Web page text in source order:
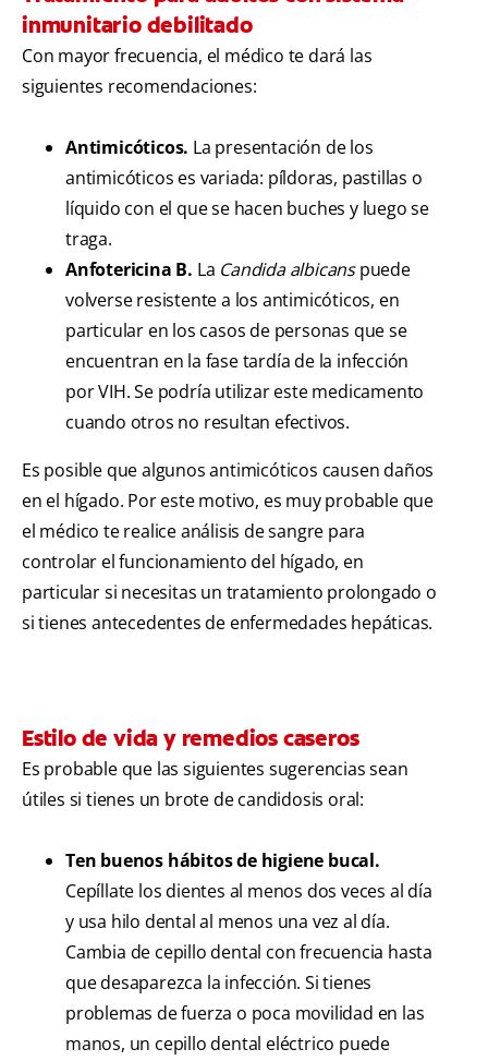
inmunitario debilitado
Con mayor frecuencia, el médico te dará las
siguientes recomendaciones:
Antimicóticos. La presentación de los
antimicóticos es variada: píldoras, pastillas o
líquido con el que se hacen buches y luego se
traga.
Anfotericina B. La Candida albicanspuede
volverse resistente a los antimicóticos, en
particular en los casos de personas que se
encuentran en la fase tardía de la infección
por VIH. Se podría utilizar este medicamento
cuando otros no resultan efectivos.
Es posible que algunos antimicóticos causen daños
en el hígado. Por este motivo, es muy probable que
el médico te realice análisis de sangre para
controlar el funcionamiento del hígado, en
particular si necesitas un tratamiento prolongado o
si tienes antecedentes de enfermedades hepáticas.
Estilo de vida y remedios caseros
Es probable que las siguientes sugerencias sean
útiles si tienes un brote de candidosis oral:
Ten buenos hábitos de higiene bucal.
Cepíllate los dientes al menos dos veces al día
y usa hilo dental al menos una vez al día.
Cambia de cepillo dental con frecuencia hasta
que desaparezca la infección. Si tienes
problemas de fuerza o poca movilidad en las
manos, un cepillo dental eléctrico puede